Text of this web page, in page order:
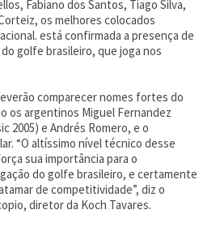
Fabiano dos Santos, Tiago Silva,
os melhores colocados
está confirmada a presença de
golfe brasileiro, que joga nos
comparecer nomes fortes do
os argentinos Miguel Fernandez
2005) e Andrés Romero, e o
“O altíssimo nível técnico desse
sua importância para o
do golfe brasileiro, e certamente
de competitividade”, diz o
diretor da Koch Tavares.